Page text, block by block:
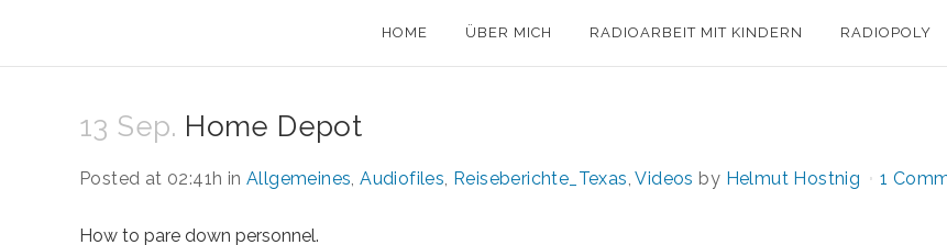
HOME ÜBER MICH RADIOARBEIT MIT KINDERN RADIOPOLY
13 Sep. Home Depot
Posted at 02:41h inAllgemeines,Audiofiles, Reiseberichte_Texas,Videos by Helmut Hostnig 1
How to pare down personnel.